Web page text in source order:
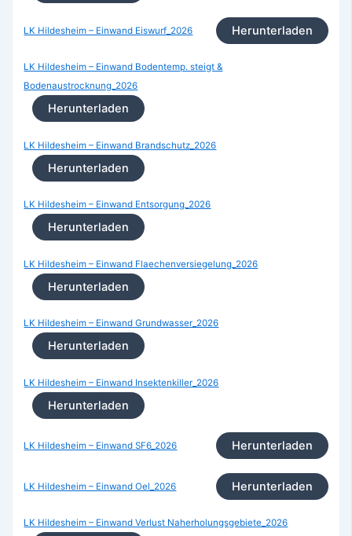
LK Hildesheim – Einwand Eiswurf_2026 Herunterladen
LK Hildesheim – Einwand Bodentemp. steigt &
Bodenaustrocknung_2026
Herunterladen
LK Hildesheim – Einwand Brandschutz_2026
Herunterladen
LK Hildesheim – Einwand Entsorgung_2026
Herunterladen
LK Hildesheim – Einwand Flaechenversiegelung_2026
Herunterladen
LK Hildesheim – Einwand Grundwasser_2026
Herunterladen
LK Hildesheim – Einwand Insektenkiller_2026
Herunterladen
LK Hildesheim – Einwand SF6_2026 Herunterladen
LK Hildesheim – Einwand Oel_2026 Herunterladen
LK Hildesheim – Einwand Verlust Naherholungsgebiete_2026